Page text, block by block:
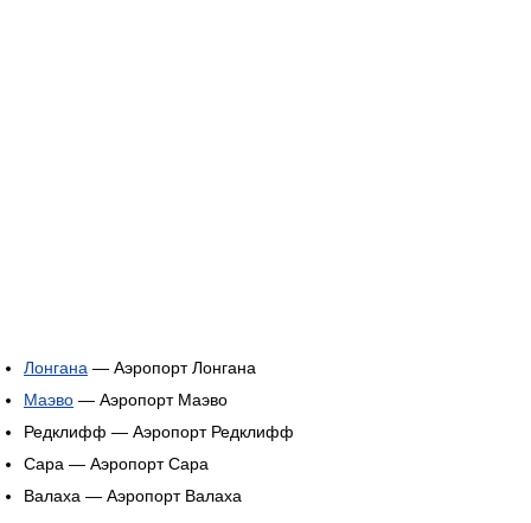
Лонгана — Аэропорт Лонгана
Маэво — Аэропорт Маэво
Редклифф — Аэропорт Редклифф
Сара — Аэропорт Сара
Валаха — Аэропорт Валаха